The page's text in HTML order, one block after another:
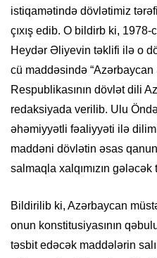
istiqamətində dövlətimiz
çıxış edib. O bildirb ki,
Heydər Əliyevin təklifi ilə o
cü maddəsində
Respublikasının dövlət dili
redaksiyada verilib. Ulu
əhəmiyyətli fəaliyyəti ilə
maddəni dövlətin əsas
salmaqla xalqımızın
Bildirilib ki, Azərbaycan
onun konstitusiyasının
təsbit edəcək maddələrin